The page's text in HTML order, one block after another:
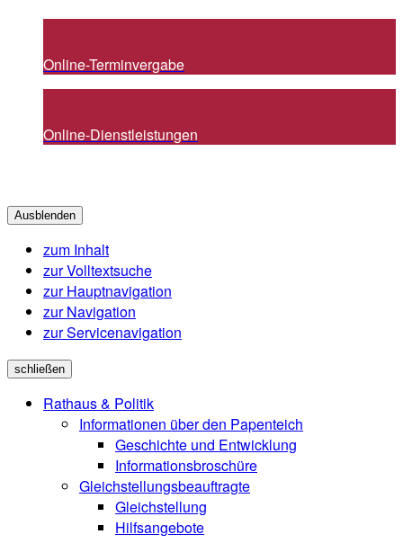
Online-Terminvergabe
Online-Dienstleistungen
Ausblenden
zum Inhalt
zur Volltextsuche
zur Hauptnavigation
zur Navigation
zur Servicenavigation
schließen
Rathaus & Politik
Informationen über den Papenteich
Geschichte und Entwicklung
Informationsbroschüre
Gleichstellungsbeauftragte
Gleichstellung
Hilfsangebote